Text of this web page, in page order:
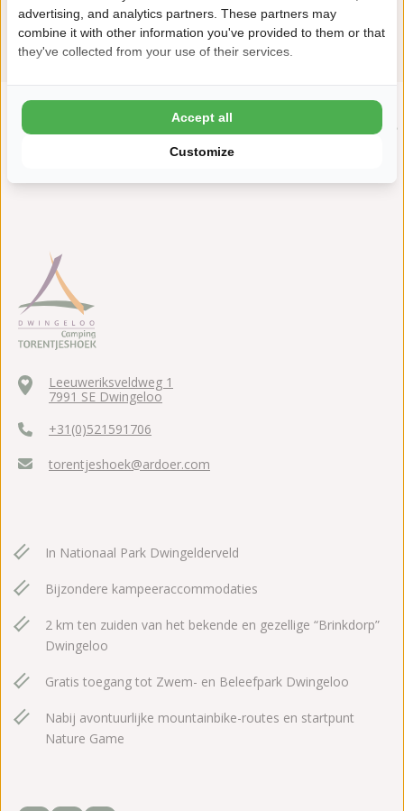
Bekijk alle faciliteiten
"Spetteren, spelen, plonzen en relaxen in de
natuur!"
Leeuweriksveldweg 1
7991 SE Dwingeloo
+31(0)521591706
torentjeshoek@ardoer.com
In Nationaal Park Dwingelderveld
Bijzondere kampeeraccommodaties
2 km ten zuiden van het bekende en gezellige “Brinkdorp”
Dwingeloo
Gratis toegang tot Zwem- en Beleefpark Dwingeloo
Nabij avontuurlijke mountainbike-routes en startpunt
Nature Game
advertising, and analytics partners. These partners may
combine it with other information you've provided to them or that
they've collected from your use of their services.
Customize
Accept all